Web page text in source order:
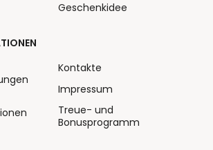
Geschenkidee
Kontakte
Impressum
Treue- und
Bonusprogramm